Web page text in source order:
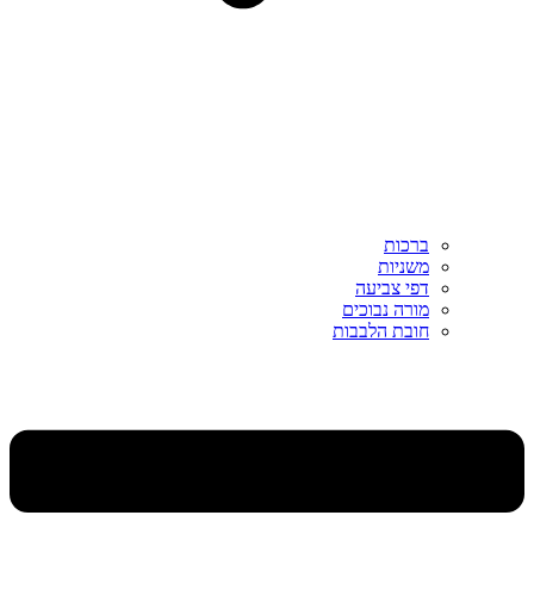
ברכות
משניות
דפי צביעה
מורה נבוכים
חובת הלבבות